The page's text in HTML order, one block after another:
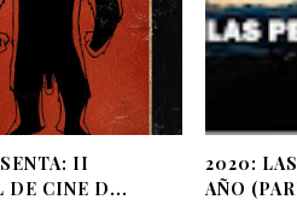
II
DE CINE D...
2020:
AÑO